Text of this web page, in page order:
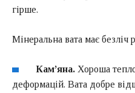
гірше.
Мінеральна вата має безліч
Кам’яна. Хороша
деформацій. Вата добре